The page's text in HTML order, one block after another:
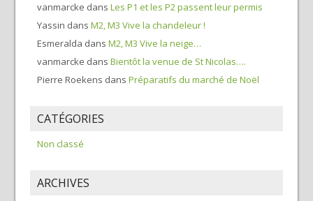
vanmarcke dans Les P1 et les P2 passent leur permis
Yassin dans M2, M3 Vive la chandeleur !
Esmeralda dans M2, M3 Vive la neige…
vanmarcke dans Bientôt la venue de St Nicolas….
Pierre Roekens dans Préparatifs du marché de Noël
CATÉGORIES
Non classé
ARCHIVES